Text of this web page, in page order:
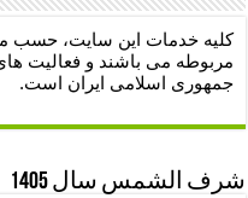
کلیه خدمات این سایت، حسب
مربوطه می باشند و فعالیت
جمهوری اسلامی ایران است.
شرف الشمس سال 1405